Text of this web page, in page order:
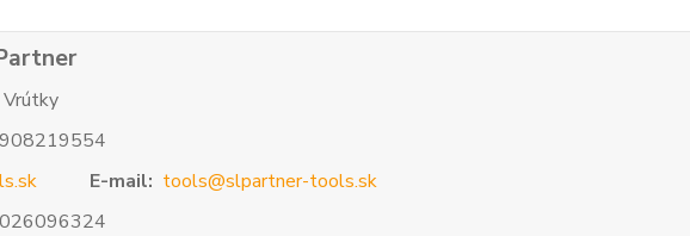
E-mail: tools@slpartner-tools.sk